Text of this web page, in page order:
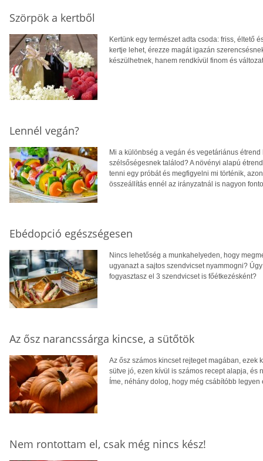
Szörpök a kertből
Kertünk egy természet adta csoda: friss, éltető
kertje lehet, érezze magát igazán
készülhetnek, hanem rendkívül finom és
Lennél vegán?
Mi a különbség a vegán és vegetáriánus
szélsőségesnek találod? A növényi alapú
tenni egy próbát és megfigyelni mi történik,
összeállítás ennél az irányzatnál is nagyon
Ebédopció egészségesen
Nincs lehetőség a munkahelyeden, hogy
ugyanazt a sajtos szendvicset nyammogni?
fogyasztasz el 3 szendvicset is főétkezésként?
Az ősz narancssárga kincse, a sütőtök
Az ősz számos kincset rejteget magában, ezek
sütve jó, ezen kívül is számos recept alapja, és
Íme, néhány dolog, hogy még csábítóbb
Nem rontottam el, csak még nincs kész!